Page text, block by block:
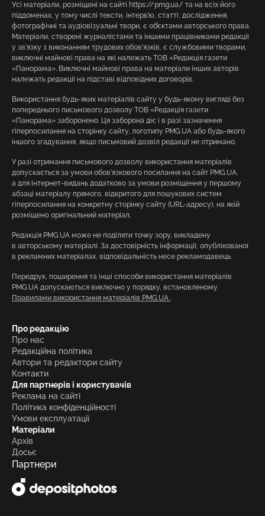
Усі матеріали, розміщені на сайті https://pmg.ua/ та на всіх його
піддоменах, у тому числі тексти, інтерв’ю, статті, дослідження,
фотографічні та аудіовізуальні твори, є об’єктами авторського права.
Матеріали, створені журналістами та іншими працівниками редакції
у зв’язку з виконанням трудових обов’язків, є службовими творами,
виключні майнові права на які належать ТОВ «Редакція газети
«Панорама». Виключні майнові права на матеріали інших авторів
належать редакції на підставі відповідних договорів.
Використання будь-яких матеріалів сайту у будь-якому вигляді без
попереднього письмового дозволу ТОВ «Редакція газети
«Панорама» заборонено. Ця заборона діє і в разі зазначення
гіперпосилання на сторінку сайту, логотипу PMG.UA або будь-якого
іншого згадування, якщо письмовий дозвіл редакції не отримано.
У разі отримання письмового дозволу використання матеріалів
допускається за умови обов’язкового посилання на сайт PMG.UA,
а для інтернет-видань додатково за умови розміщення у першому
абзаці матеріалу прямого, відкритого для пошукових систем
гіперпосилання на конкретну сторінку сайту (URL-адресу), на якій
розміщено оригінальний матеріал.
Редакція PMG.UA може не поділяти точку зору, викладену
в авторському матеріалі. За достовірність інформації, опублікованої
в рекламних матеріалах, відповідальність несе рекламодавець.
Передрук, поширення та інші способи використання матеріалів
PMG.UA допускаються виключно у порядку, встановленому
Правилами використання матеріалів PMG.UA .
Про редакцію
Про нас
Редакційна політика
Автори та редактори сайту
Контакти
Для партнерів і користувачів
Реклама на сайті
Політика конфіденційності
Умови експлуатації
Матеріали
Архів
Досьє
Партнери